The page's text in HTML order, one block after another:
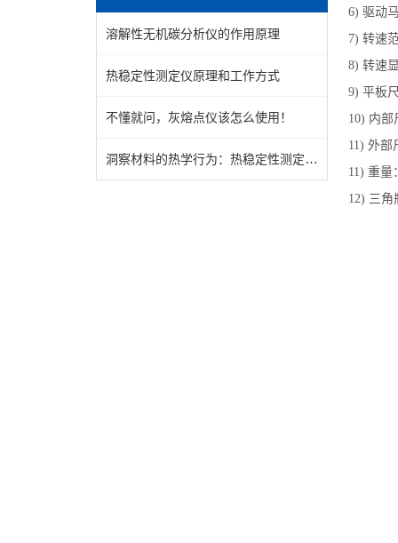
溶解性无机碳分析仪的作用原理
热稳定性测定仪原理和工作方式
不懂就问，灰熔点仪该怎么使用！
洞察材料的热学行为：热稳定性测定仪的技术解析与应用实践
6) 驱动
7) 转速
8) 转速
9) 平板
10) 内部
11) 外部
11) 重量
12) 三角